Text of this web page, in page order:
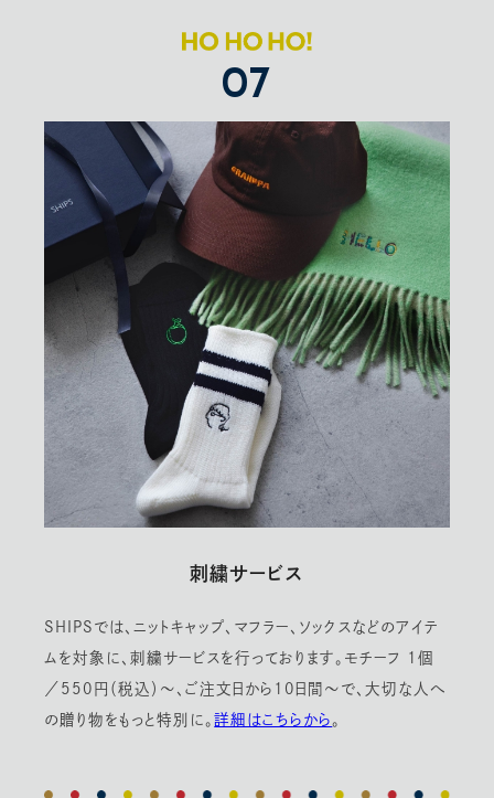
07
刺繍サービス
SHIPSでは、ニットキャップ、マフラー、ソックスなどのアイテ
ムを対象に、刺繍サービスを行っております。モチーフ 1個
／550円（税込）〜、ご注文日から10日間〜で、大切な人へ
の贈り物をもっと特別に。詳細はこちらから 。